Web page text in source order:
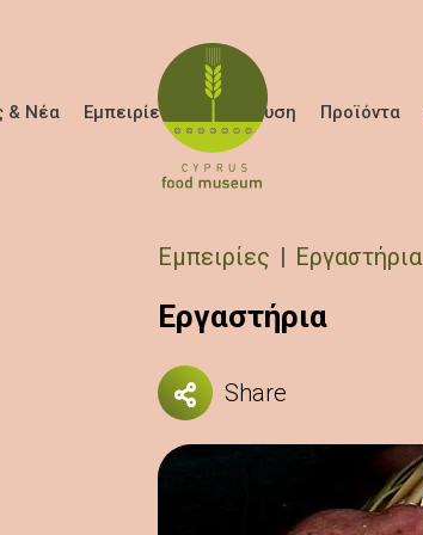
& Νέα Εμπειρίες Εκπαίδευση Προϊόντα
Breadcrumb
Εμπειρίες Εργαστήρια
Εργαστήρια
Share